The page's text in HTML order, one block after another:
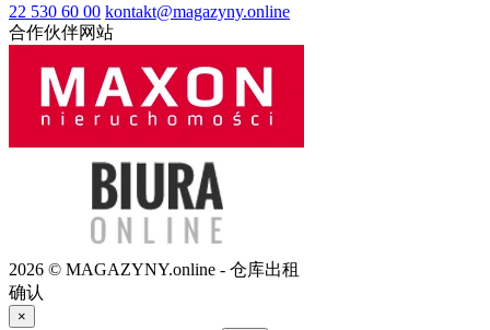
22 530 60 00 kontakt@magazyny.online
合作伙伴网站
2026 © MAGAZYNY.online - 仓库出租
确认
×